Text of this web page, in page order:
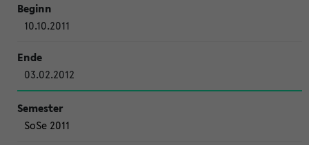
10.10.2011
03.02.2012
SoSe 2011